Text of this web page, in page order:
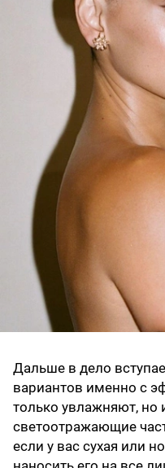
Дальше в дело
вариантов именно с
только увлажняют,
светоотражающие
если у вас сухая или